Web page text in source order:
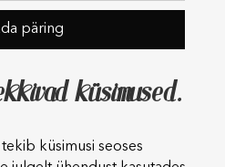
küsimused.
küsimusi seoses